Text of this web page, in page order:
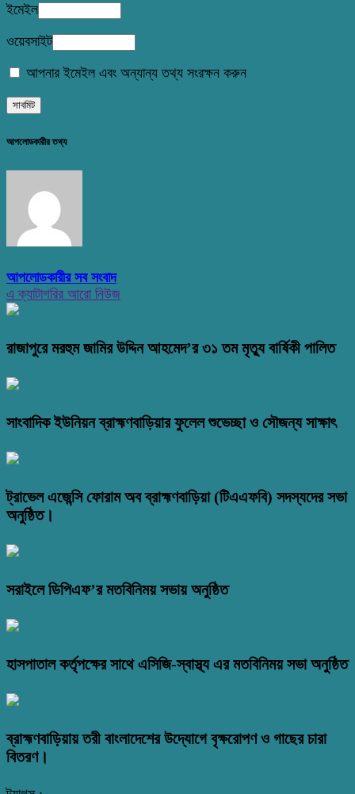
ইমেইল
ওয়েবসাইট
আপনার ইমেইল এবং অন্যান্য তথ্য সংরক্ষন করুন
আপলোডকারীর তথ্য
আপলোডকারীর সব সংবাদ
এ ক্যাটাগরির আরো নিউজ
রাজাপুরে মরহুম জামির উদ্দিন আহমেদ’র ৩১ তম মৃত্যু বার্ষিকী পালিত
সাংবাদিক ইউনিয়ন ব্রাহ্মণবাড়িয়ার ফুলেল শুভেচ্ছা ও সৌজন্য সাক্ষাৎ
ট্রাভেল এজেন্সি ফোরাম অব ব্রাহ্মণবাড়িয়া (টিএএফবি) সদস্যদের সভা
অনুষ্ঠিত।
সরাইলে ডিপিএফ’র মতবিনিময় সভায় অনুষ্ঠিত
হাসপাতাল কর্তৃপক্ষের সাথে এসিজি-স্বাস্থ্য এর মতবিনিময় সভা অনুষ্ঠিত
ব্রাহ্মণবাড়িয়ায় তরী বাংলাদেশের উদ্যোগে বৃক্ষরোপণ ও গাছের চারা
বিতরণ।